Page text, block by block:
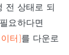
전 상태로 되
요하다면
터)를 다운로